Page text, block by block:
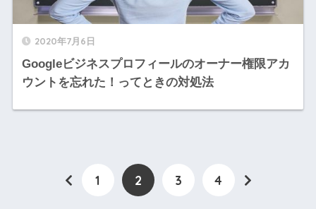
2020年7月6日
Googleビジネスプロフィールのオーナー権限アカ
ウントを忘れた！ってときの対処法
1 2 3 4